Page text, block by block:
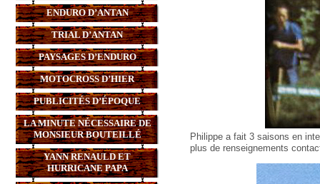
ENDURO D’ANTAN
TRIAL D’ANTAN
PAYSAGES D’ENDURO
MOTOCROSS D’HIER
PUBLICITÉS D’ÉPOQUE
LA MINUTE NÉCESSAIRE DE
MONSIEUR BOUTEILLÉ
YANN RENAULD ET
HURRICANE PAPA
Philippe a fait 3 saisons en
plus de renseignements